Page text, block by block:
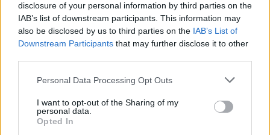
disclosure of your personal information by third parties on the
IAB’s list of downstream participants. This information may
also be disclosed by us to third parties on the IAB’s List of
Downstream Participants that may further disclose it to other
Please note that this website/app uses one or more Google
not limited to your visit or usage behaviour. You may click to
grant or deny consent to Google and its third-party tags to
use your data for below specified purposes in below Google
Personal Data Processing Opt Outs
I want to opt-out of the Sharing of my
personal data.
Opted In